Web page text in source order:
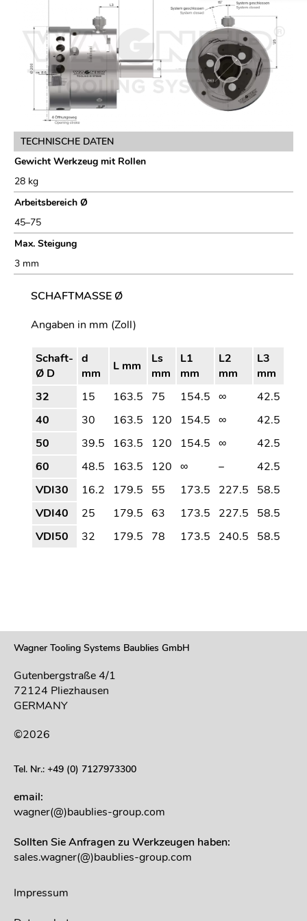
TECHNISCHE DATEN
Gewicht Werkzeug mit Rollen
28 kg
Arbeitsbereich Ø
45–75
Max. Steigung
3 mm
SCHAFTMASSE Ø
Angaben in mm (Zoll)
Schaft-
Ø D
d
mm
L mm
Ls
mm
L1
mm
L2
mm
L3
mm
32
15 163.5 75 154.5 ∞
42.5
40
30 163.5 120 154.5 ∞
42.5
50
39.5 163.5 120 154.5 ∞
42.5
60
48.5 163.5 120 ∞ –
42.5
VDI30
16.2 179.5 55 173.5 227.5
58.5
VDI40
25 179.5 63 173.5 227.5
58.5
VDI50
32 179.5 78 173.5 240.5 58.5
Wagner Tooling Systems Baublies GmbH
Gutenbergstraße 4/1
72124 Pliezhausen
GERMANY
©2026
Tel. Nr.: +49 (0) 7127973300
email:
wagner(@)baublies-group.com
Sollten Sie Anfragen zu Werkzeugen haben:
sales.wagner(@)baublies-group.com
Impressum